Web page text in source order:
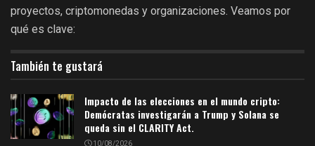
proyectos, criptomonedas y organizaciones. Veamos por
qué es clave:
También te gustará
Impacto de las elecciones en el mundo cripto:
Demócratas investigarán a Trump y Solana se
queda sin el CLARITY Act.
10/08/2026